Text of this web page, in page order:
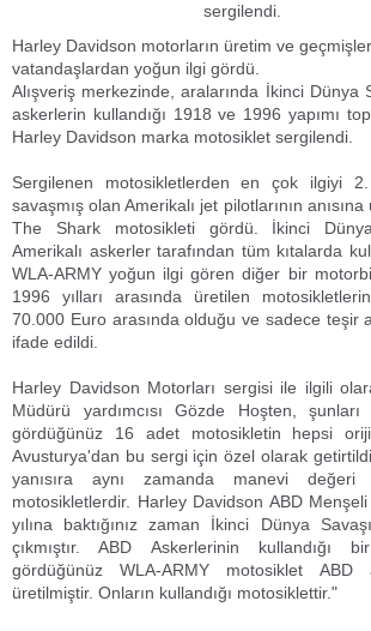
sergilendi.
Harley Davidson motorların üretim ve
vatandaşlardan yoğun ilgi gördü.
Alışveriş merkezinde, aralarında İkinci Dünya
askerlerin kullandığı 1918 ve 1996 yapımı
Harley Davidson marka motosiklet sergilendi.
Sergilenen motosikletlerden en çok ilgiyi 2.
savaşmış olan Amerikalı jet pilotlarının
The Shark motosikleti gördü. İkinci Dünya
Amerikalı askerler tarafından tüm kıtalarda
WLA-ARMY yoğun ilgi gören diğer bir
1996 yılları arasında üretilen
70.000 Euro arasında olduğu ve sadece teşir
ifade edildi.
Harley Davidson Motorları sergisi ile ilgili
Müdürü yardımcısı Gözde Hoşten,
gördüğünüz 16 adet motosikletin hepsi
Avusturya'dan bu sergi için özel olarak
yanısıra aynı zamanda manevi
motosikletlerdir. Harley Davidson ABD
yılına baktığınız zaman İkinci Dünya
çıkmıştır. ABD Askerlerinin kullandığı
gördüğünüz WLA-ARMY motosiklet
üretilmiştir. Onların kullandığı motosiklettir."